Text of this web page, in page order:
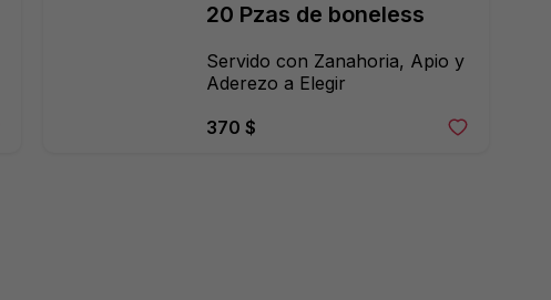
20 Pzas de boneless
Servido con Zanahoria, Apio y
Aderezo a Elegir
370 $